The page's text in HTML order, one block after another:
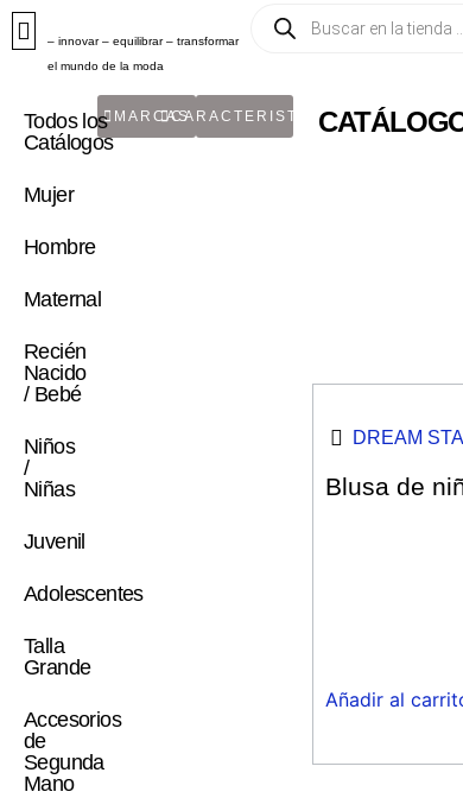
– innovar – equilibrar – transformar
el mundo de la moda
Todos los
Catálogos
Mujer
Hombre
Maternal
Recién
Nacido
/ Bebé
Niños
/
Niñas
Juvenil
Adolescentes
Talla
Grande
Accesorios
de
Segunda
Mano
MARCASCARACTERISTICA
DREAM
Blusa de
Añadir al